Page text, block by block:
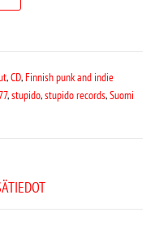
,CD,Finnish punk and indie
,stupido,stupido records,Suomi